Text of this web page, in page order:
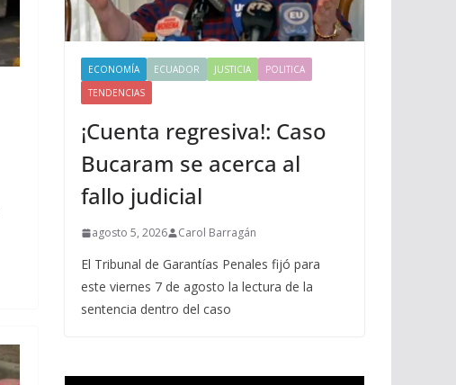
ECONOMÍA ECUADOR JUSTICIA
POLITICA
TENDENCIAS
¡Cuenta regresiva!: Caso
Bucaram se acerca al
fallo judicial
agosto 5, 2026 Carol Barragán
El Tribunal de Garantías Penales fijó para
este viernes 7 de agosto la lectura de la
sentencia dentro del caso